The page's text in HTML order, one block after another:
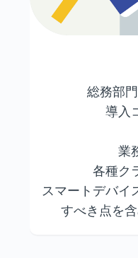
総務部
導入
業
各種ク
スマートデバイ
すべき点を